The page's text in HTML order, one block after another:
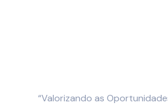
“Valorizando as